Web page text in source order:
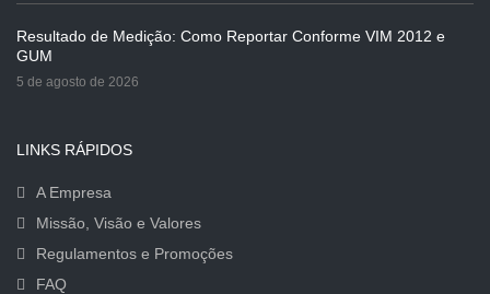
Resultado de Medição: Como Reportar Conforme VIM 2012 e
GUM
5 de agosto de 2026
LINKS RÁPIDOS
A Empresa
Missão, Visão e Valores
Regulamentos e Promoções
FAQ